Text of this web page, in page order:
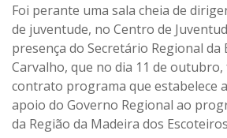
Foi perante uma sala cheia de
de juventude, no Centro de
presença do Secretário Regional da
Carvalho, que no dia 11 de
contrato programa que estabelece
apoio do Governo Regional ao
da Região da Madeira dos